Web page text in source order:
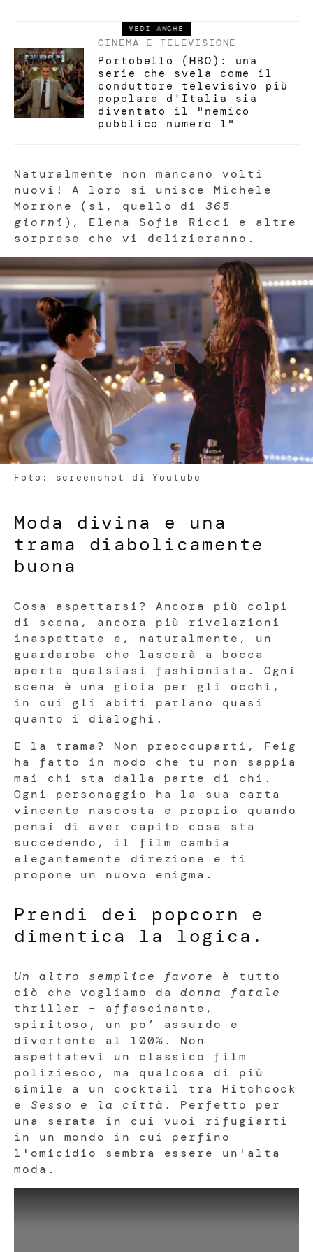
VEDI ANCHE
CINEMA E TELEVISIONE
Portobello (HBO): una
serie che svela come il
conduttore televisivo più
popolare d'Italia sia
diventato il "nemico
pubblico numero 1"
Naturalmente non mancano volti
nuovi! A loro si unisce Michele
Morrone (sì, quello di 365
giorni ), Elena Sofia Ricci e altre
sorprese che vi delizieranno.
Foto: screenshot di Youtube
Moda divina e una
trama diabolicamente
buona
Cosa aspettarsi? Ancora più colpi
di scena, ancora più rivelazioni
inaspettate e, naturalmente, un
guardaroba che lascerà a bocca
aperta qualsiasi fashionista. Ogni
scena è una gioia per gli occhi,
in cui gli abiti parlano quasi
quanto i dialoghi.
E la trama? Non preoccuparti, Feig
ha fatto in modo che tu non sappia
mai chi sta dalla parte di chi.
Ogni personaggio ha la sua carta
vincente nascosta e proprio quando
pensi di aver capito cosa sta
succedendo, il film cambia
elegantemente direzione e ti
propone un nuovo enigma.
Prendi dei popcorn e
dimentica la logica.
Un altro semplice favore
è tutto
ciò che vogliamo dadonna fatale
thriller – affascinante,
spiritoso, un po’ assurdo e
divertente al 100%. Non
aspettatevi un classico film
poliziesco, ma qualcosa di più
simile a un cocktail tra Hitchcock
e Sesso e la città . Perfetto per
una serata in cui vuoi rifugiarti
in un mondo in cui perfino
l'omicidio sembra essere un'alta
moda.